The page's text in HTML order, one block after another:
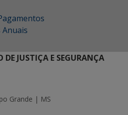
DE JUSTIÇA E SEGURANÇA
Grande | MS